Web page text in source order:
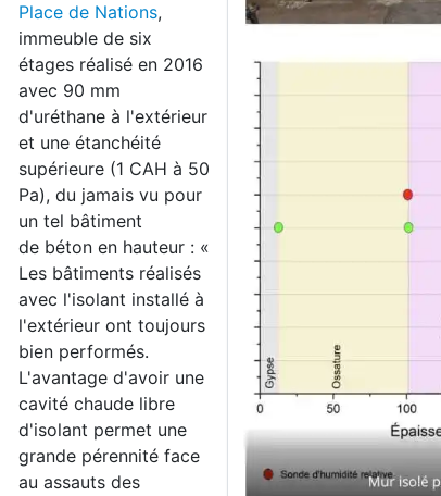
Place de Nations,
immeuble de six
étages réalisé en 2016
avec 90 mm
d'uréthane à l'extérieur
et une étanchéité
supérieure (1 CAH à 50
Pa), du jamais vu pour
un tel bâtiment
de béton en hauteur : «
Les bâtiments réalisés
avec l'isolant installé à
l'extérieur ont toujours
bien performés.
L'avantage d'avoir une
cavité chaude libre
d'isolant permet une
grande pérennité face
au assauts des